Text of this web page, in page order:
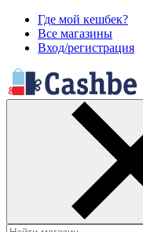
Где мой кешбек?
Все магазины
Вход/регистрация